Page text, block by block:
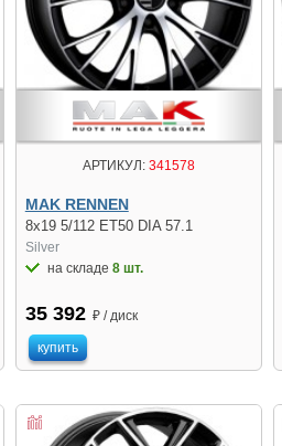
АРТИКУЛ:341578
MAK RENNEN
8x19 5/112 ET50 DIA 57.1
Silver
на складе 8 шт.
35 392 ₽ / диск
купить